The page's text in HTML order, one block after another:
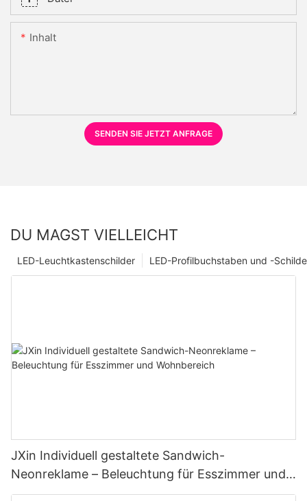
Inhalt
SENDEN SIE JETZT ANFRAGE
DU MAGST VIELLEICHT
LED-Profilbuchstaben und -
LED-Leuchtkastenschilder
JXin Individuell gestaltete Sandwich-
Neonreklame – Beleuchtung für Esszimmer und
Wohnbereich